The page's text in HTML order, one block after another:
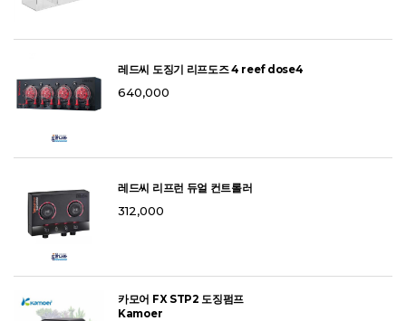
레드씨 도징기 리프도즈 4 reef dose4
640,000
레드씨 리프런 듀얼 컨트롤러
312,000
카모어 FX STP2 도징펌프
Kamoer